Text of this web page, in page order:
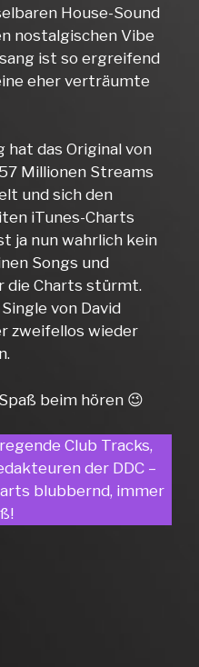
House-Sound
nostalgischen Vibe
ist so ergreifend
eher verträumte
das Original von
Millionen Streams
und sich den
iTunes-Charts
ja nun wahrlich kein
Songs und
die Charts stürmt.
von David
zweifellos wieder
beim hören 😉
Club Tracks,
der DDC –
blubbernd, immer